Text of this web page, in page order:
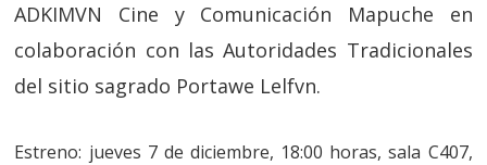
ADKIMVN Cine y Comunicación Mapuche en
colaboración con las Autoridades Tradicionales
del sitio sagrado Portawe Lelfvn.
Estreno: jueves 7 de diciembre, 18:00 horas, sala C407,